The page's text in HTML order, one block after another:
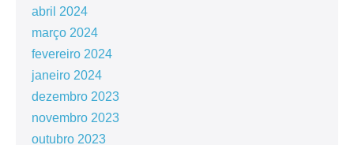
abril 2024
março 2024
fevereiro 2024
janeiro 2024
dezembro 2023
novembro 2023
outubro 2023